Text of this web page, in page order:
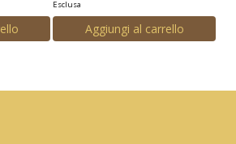
Esclusa
Aggiungi al carrello